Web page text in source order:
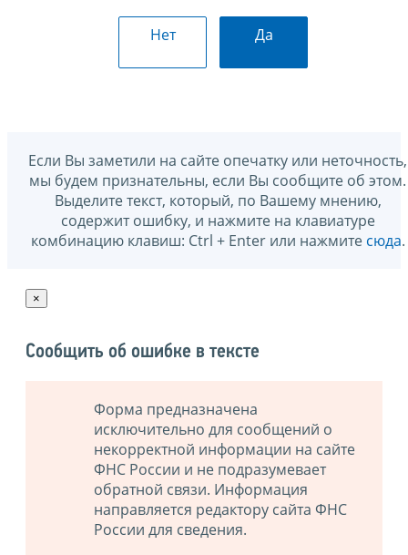
Нет Да
Если Вы заметили на сайте опечатку или неточность,
мы будем признательны, если Вы сообщите об этом.
Выделите текст, который, по Вашему мнению,
содержит ошибку, и нажмите на клавиатуре
комбинацию клавиш: Ctrl + Enter или нажмите сюда.
×
Сообщить об ошибке в тексте
Форма предназначена
исключительно для сообщений о
некорректной информации на сайте
ФНС России и не подразумевает
обратной связи. Информация
направляется редактору сайта ФНС
России для сведения.